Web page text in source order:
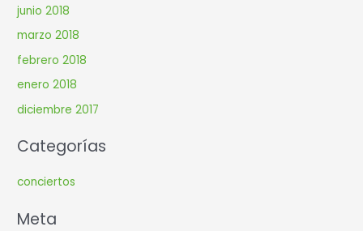
junio 2018
marzo 2018
febrero 2018
enero 2018
diciembre 2017
Categorías
conciertos
Meta